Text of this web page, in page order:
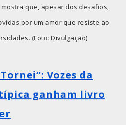
mostra que, apesar dos desafios,
por um amor que resiste ao
(Foto: Divulgação)
Vozes da
ganham livro